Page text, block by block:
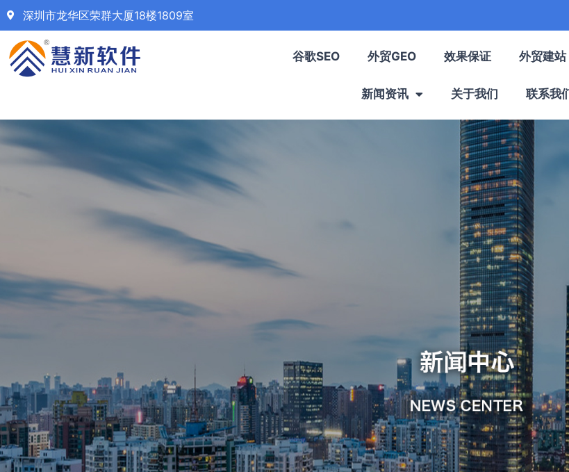
深圳市龙华区荣群大厦18楼1809室
谷歌SEO 外贸GEO 效果保证 外贸建站
新闻资讯 关于我们 联系我